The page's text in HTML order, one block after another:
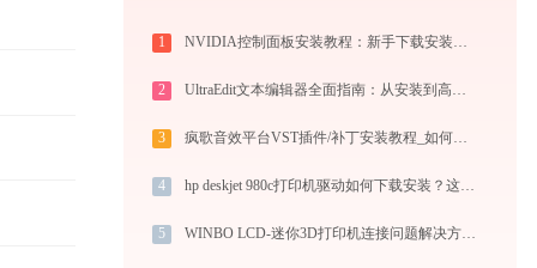
1 NVIDIA控制面板安装教程：新手下载安装完整指南
2 UltraEdit文本编辑器全面指南：从安装到高级技巧一篇就够（附快捷键大全）
3 疯歌音效平台VST插件/补丁安装教程_如何加载插件效果包
4 hp deskjet 980c打印机驱动如何下载安装？这里有你需要的所有信息
5 WINBO LCD-迷你3D打印机连接问题解决方法 - 金山毒霸